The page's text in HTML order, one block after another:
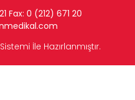
Fax: 0 (212) 671 20
İle Hazırlanmıştır.